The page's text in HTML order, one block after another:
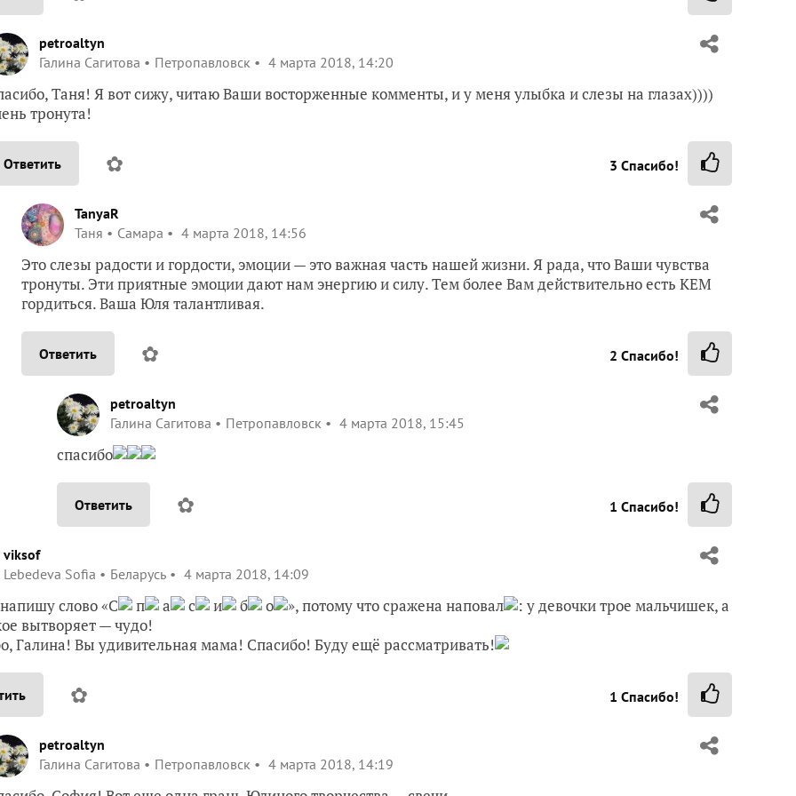
petroaltyn
Галина Сагитова
Петропавловск 4 марта 2018, 14:20
Таня! Я вот сижу, читаю Ваши восторженные комменты, и у меня улыбка и слезы на глазах))))
тронута!
Ответить ✿ 3 Спасибо!
TanyaR
Таня
Самара 4 марта 2018, 14:56
Это слезы радости и гордости, эмоции — это важная часть нашей жизни. Я рада, что Ваши чувства
тронуты. Эти приятные эмоции дают нам энергию и силу. Тем более Вам действительно есть КЕМ
гордиться. Ваша Юля талантливая.
Ответить ✿ 2 Спасибо!
petroaltyn
Галина Сагитова
Петропавловск 4 марта 2018, 15:45
спасибо
Ответить ✿ 1 Спасибо!
viksof
Lebedeva Sofia
Беларусь 4 марта 2018, 14:09
слово «С п а с и б о », потому что сражена наповал
: у девочки трое мальчишек, а
вытворяет — чудо!
Галина! Вы удивительная мама! Спасибо! Буду ещё рассматривать!
✿ 1 Спасибо!
petroaltyn
Галина Сагитова
Петропавловск 4 марта 2018, 14:19